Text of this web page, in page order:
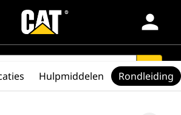
person
search
Hulpmiddelen Rondleiding